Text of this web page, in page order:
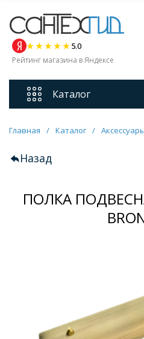
5.0
Рейтинг магазина в Яндексе
Каталог
Смесители
Унитазы
Мебель для ванных
Главная / Каталог /
Назад
ПОЛКА